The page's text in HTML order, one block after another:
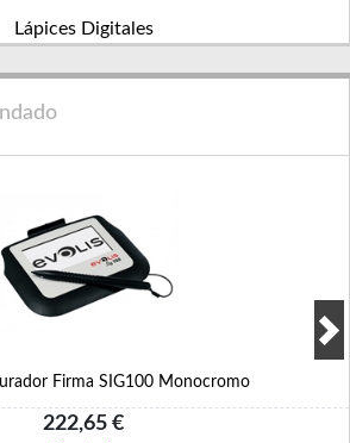
Lápices Digitales
Firma SIG100 Monocromo
222,65 €